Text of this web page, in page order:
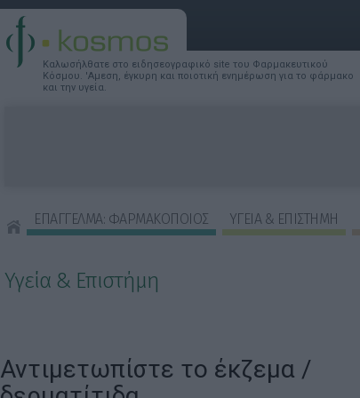
Καλωσήλθατε στο ειδησεογραφικό site του Φαρμακευτικού
Κόσμου. 'Αμεση, έγκυρη και ποιοτική ενημέρωση για το φάρμακο
και την υγεία.
ΕΠΑΓΓΕΛΜΑ: ΦΑΡΜΑΚΟΠΟΙΟΣ ΥΓΕΙΑ & ΕΠΙΣΤΗΜΗ
Υγεία & Επιστήμη
Αντιμετωπίστε το έκζεμα /